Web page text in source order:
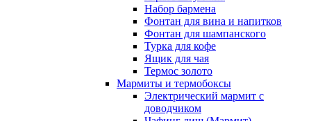
Набор бармена
Фонтан для вина и напитков
Фонтан для шампанского
Турка для кофе
Ящик для чая
Термос золото
Мармиты и термобоксы
Электрический мармит с
доводчиком